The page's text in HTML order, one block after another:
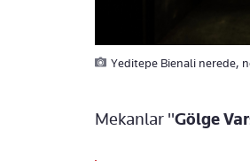
Yeditepe Bienali nerede,
Mekanlar "Gölge